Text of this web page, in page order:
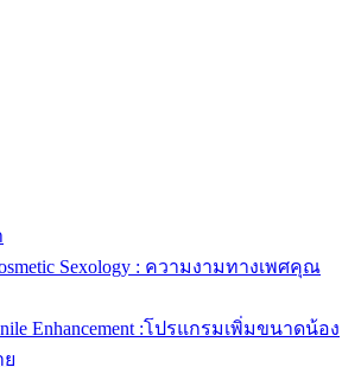
Sexology : ความงามทางเพศคุณ
Enhancement :โปรแกรมเพิ่มขนาดน้อง
ย